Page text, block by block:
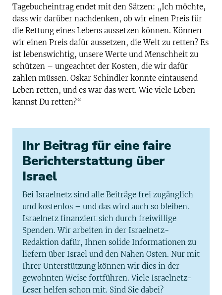
Tagebucheintrag endet mit den Sätzen: „Ich möchte,
dass wir darüber nachdenken, ob wir einen Preis für
die Rettung eines Lebens aussetzen können. Können
wir einen Preis dafür aussetzen, die Welt zu retten? Es
ist lebenswichtig, unsere Werte und Menschheit zu
schützen – ungeachtet der Kosten, die wir dafür
zahlen müssen. Oskar Schindler konnte eintausend
Leben retten, und es war das wert. Wie viele Leben
kannst Du retten?“
Ihr Beitrag für eine faire
Berichterstattung über
Israel
Bei Israelnetz sind alle Beiträge frei zugänglich
und kostenlos – und das wird auch so bleiben.
Israelnetz finanziert sich durch freiwillige
Spenden. Wir arbeiten in der Israelnetz-
Redaktion dafür, Ihnen solide Informationen zu
liefern über Israel und den Nahen Osten. Nur mit
Ihrer Unterstützung können wir dies in der
gewohnten Weise fortführen. Viele Israelnetz-
Leser helfen schon mit. Sind Sie dabei?